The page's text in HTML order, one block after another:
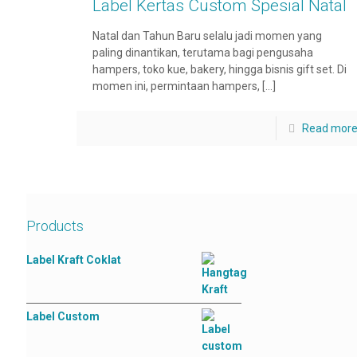
Label Kertas Custom Spesial Natal
Natal dan Tahun Baru selalu jadi momen yang
paling dinantikan, terutama bagi pengusaha
hampers, toko kue, bakery, hingga bisnis gift set. Di
momen ini, permintaan hampers,
Read
Products
Label Kraft Coklat
Label Custom